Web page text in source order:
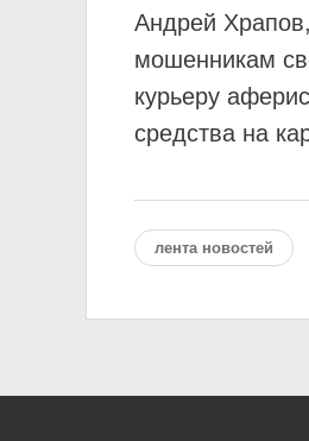
Андрей
мошенникам
курьеру
средства на
лента новостей